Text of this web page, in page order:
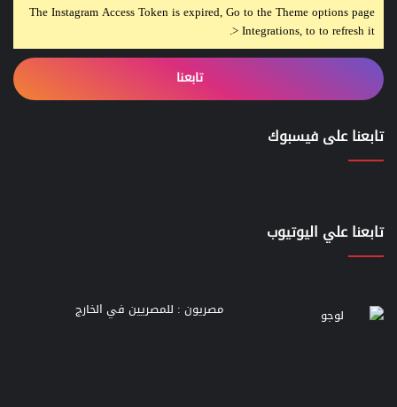
The Instagram Access Token is expired, Go to the Theme options page
> Integrations, to to refresh it.
تابعنا
تابعنا على فيسبوك
تابعنا علي اليوتيوب
مصريون : للمصريين في الخارج